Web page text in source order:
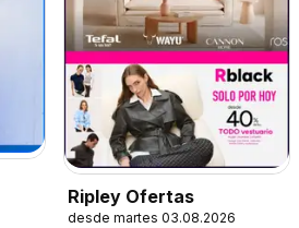
Ripley Ofertas
desde martes 03.08.2026